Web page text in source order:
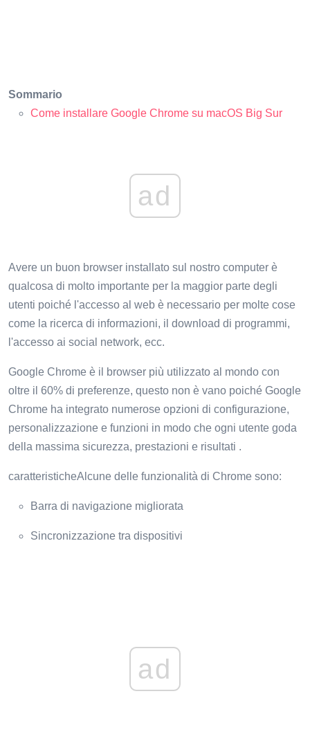
Sommario
Come installare Google Chrome su macOS Big Sur
ad
Avere un buon browser installato sul nostro computer è
qualcosa di molto importante per la maggior parte degli
utenti poiché l'accesso al web è necessario per molte cose
come la ricerca di informazioni, il download di programmi,
l'accesso ai social network, ecc.
Google Chrome è il browser più utilizzato al mondo con
oltre il 60% di preferenze, questo non è vano poiché Google
Chrome ha integrato numerose opzioni di configurazione,
personalizzazione e funzioni in modo che ogni utente goda
della massima sicurezza, prestazioni e risultati .
caratteristicheAlcune delle funzionalità di Chrome sono:
Barra di navigazione migliorata
Sincronizzazione tra dispositivi
ad